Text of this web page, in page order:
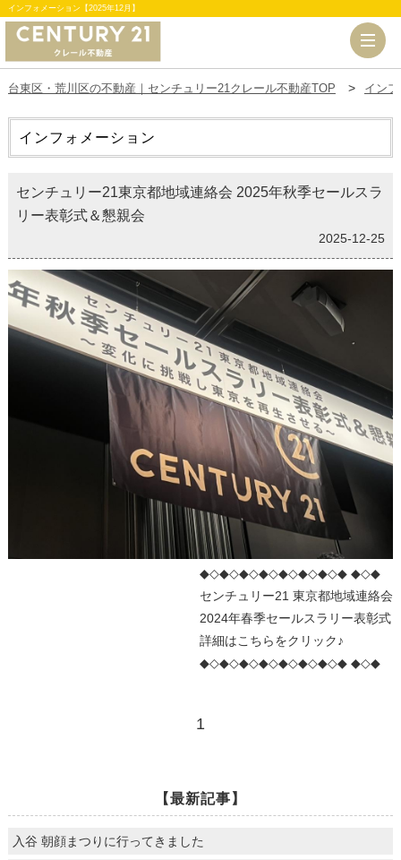
インフォメーション【2025年12月】
台東区・荒川区の不動産｜センチュリー21クレール不動産TOP イン
インフォメーション
センチュリー21東京都地域連絡会 2025年秋季セールスラ
リー表彰式＆懇親会
2025-12-25
◆◇◆◇◆◇◆◇◆◇◆◇◆◇◆ ◆◇◆
センチュリー21 東京都地域連絡会
2024年春季セールスラリー表彰式
詳細はこちらをクリック♪
◆◇◆◇◆◇◆◇◆◇◆◇◆◇◆ ◆◇◆
1
【最新記事】
入谷 朝顔まつりに行ってきました